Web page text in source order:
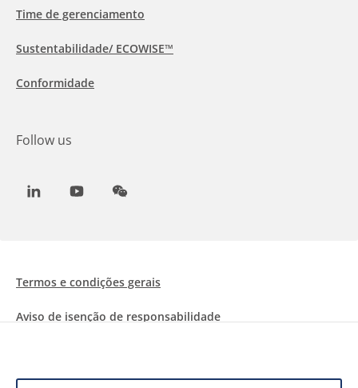
Time de gerenciamento
Sustentabilidade/ ECOWISE™
Conformidade
Follow us
LinkedInYoutubeWeChat
Termos e condições gerais
Aviso de isenção de responsabilidade